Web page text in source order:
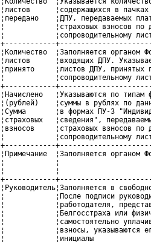
¦листов      ¦содержащихся в
¦передано    ¦ДПУ,
¦            ¦страховых
¦            ¦сопроводительному
+------------
¦Количество  ¦Заполняется
¦листов      ¦входящих ДПУ.
¦принято     ¦листов ДПУ,
¦            ¦сопроводительному
+------------
¦Начислено   ¦Указываются по
¦(рублей)    ¦суммы в рублях по
¦Сумма       ¦в формах ПУ-3
¦страховых   ¦сведения",
¦взносов     ¦страховых
¦            ¦сопроводительному
+------------
¦Примечание  ¦Заполняется
¦            ¦
¦            ¦
+------------
¦Руководитель¦Заполняется в
¦            ¦После подписи
¦            ¦работодателя,
¦            ¦Белгосстраха или
¦            ¦самостоятельно
¦            ¦взносы,
¦            ¦инициалы